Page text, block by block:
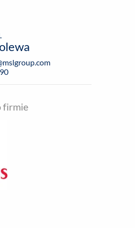
firmie